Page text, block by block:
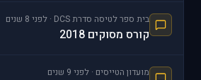
בית ספר לטיסה סדרת DCS · לפני 8 שנים
קורס מסוקים 2018
מועדון הטייסים · לפני 9 שנים